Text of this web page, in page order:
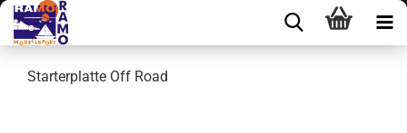
Starterplatte Off Road